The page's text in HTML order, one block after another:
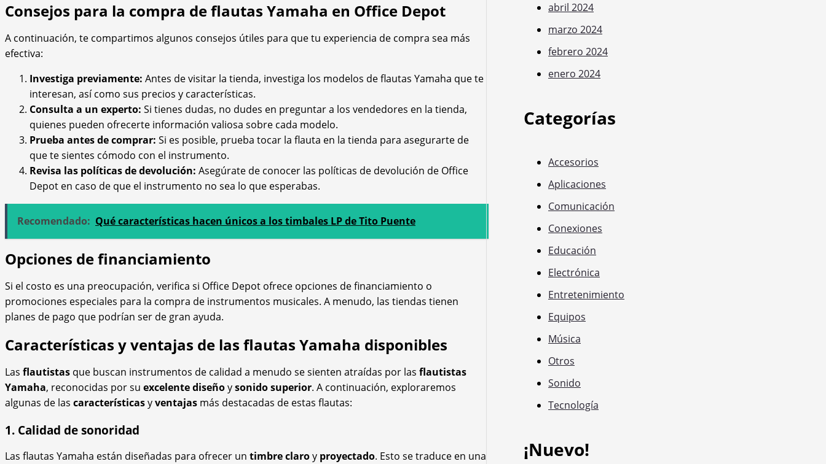
Consejos para la compra de flautas Yamaha en Office Depot
A continuación, te compartimos algunos consejos útiles para que tu experiencia de compra sea más
efectiva:
Investiga previamente: Antes de visitar la tienda, investiga los modelos de flautas Yamaha que te
interesan, así como sus precios y características.
Consulta a un experto: Si tienes dudas, no dudes en preguntar a los vendedores en la tienda,
quienes pueden ofrecerte información valiosa sobre cada modelo.
Prueba antes de comprar: Si es posible, prueba tocar la flauta en la tienda para asegurarte de
que te sientes cómodo con el instrumento.
Revisa las políticas de devolución: Asegúrate de conocer las políticas de devolución de Office
Depot en caso de que el instrumento no sea lo que esperabas.
Recomendado: Qué características hacen únicos a los timbales LP de Tito Puente
Opciones de financiamiento
Si el costo es una preocupación, verifica si Office Depot ofrece opciones de financiamiento o
promociones especiales para la compra de instrumentos musicales. A menudo, las tiendas tienen
planes de pago que podrían ser de gran ayuda.
Características y ventajas de las flautas Yamaha disponibles
Las flautistas que buscan instrumentos de calidad a menudo se sienten atraídas por las flautistas
Yamaha, reconocidas por su excelente diseñoysonido superior. A continuación, exploraremos
algunas de las característicasyventajas más destacadas de estas flautas:
1. Calidad de sonoridad
Las flautas Yamaha están diseñadas para ofrecer un timbre claroy proyectado. Esto se traduce en una
abril 2024
marzo 2024
febrero 2024
enero 2024
Categorías
Accesorios
Aplicaciones
Comunicación
Conexiones
Educación
Electrónica
Entretenimiento
Equipos
Música
Otros
Sonido
Tecnología
¡Nuevo!